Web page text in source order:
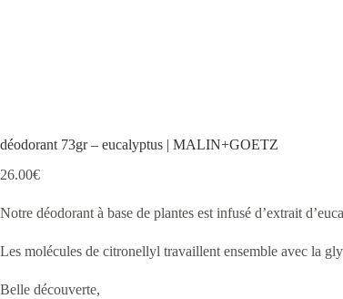
déodorant 73gr – eucalyptus | MALIN+GOETZ
26.00€
Notre déodorant à base de plantes est infusé d’extrait
Les molécules de citronellyl travaillent ensemble avec la
Belle découverte,